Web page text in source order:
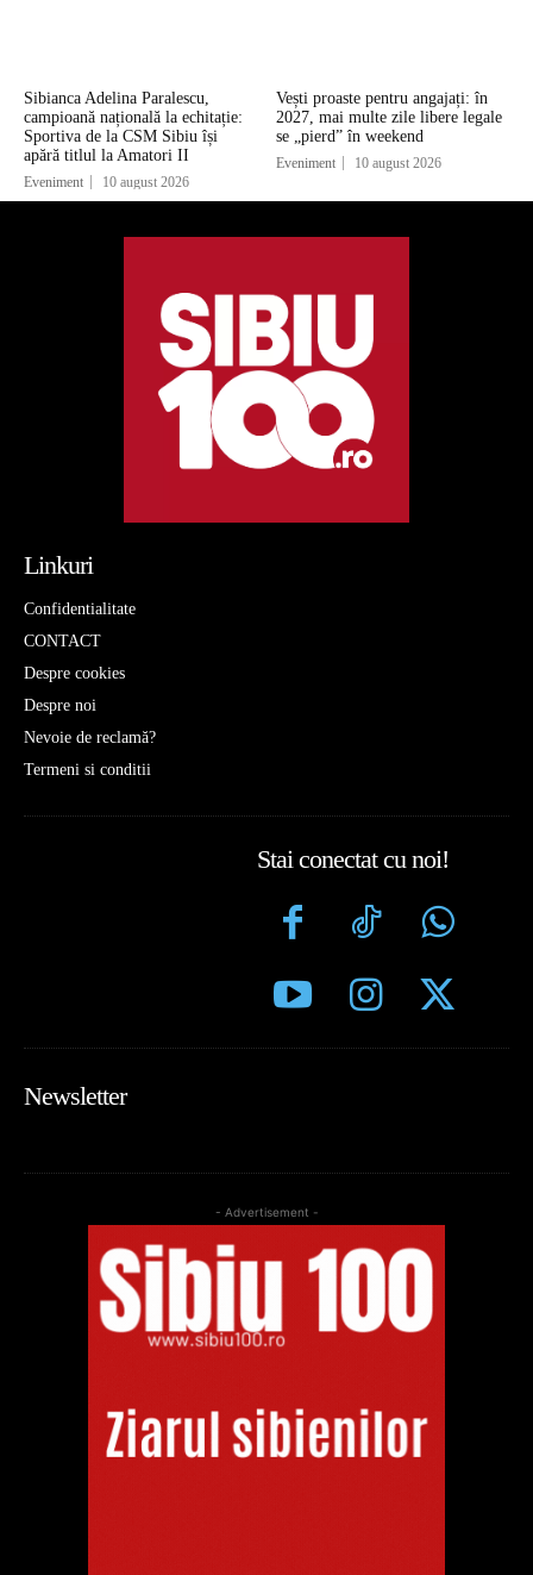
Sibianca Adelina Paralescu,
campioană națională la echitație:
Sportiva de la CSM Sibiu își
apără titlul la Amatori II
Eveniment 10 august 2026
Vești proaste pentru angajați: în
2027, mai multe zile libere legale
se „pierd” în weekend
Eveniment 10 august 2026
Linkuri
Confidentialitate
CONTACT
Despre cookies
Despre noi
Nevoie de reclamă?
Termeni si conditii
Stai conectat cu noi!
Newsletter
- Advertisement -